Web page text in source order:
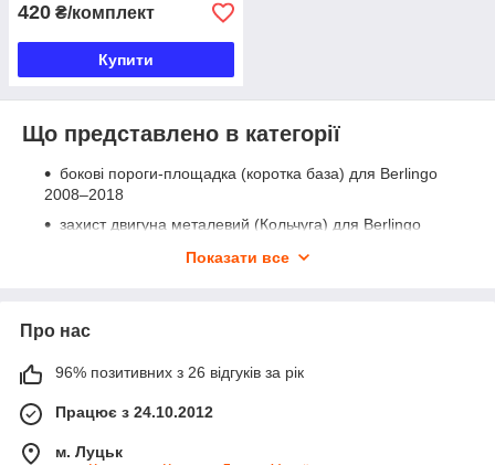
420 ₴/комплект
Купити
Що представлено в категорії
бокові пороги-площадка (коротка база) для Berlingo
2008–2018
захист двигуна металевий (Кольчуга) для Berlingo
внутрішня ручка дверей для Berlingo/Partner 1996–
бризковики для Berlingo (універсальні)
бризковики для Jumpy 1995–2007
написом та пласкі)
Показати все
Про нас
96% позитивних з 26 відгуків за рік
Працює з 24.10.2012
м. Луцьк